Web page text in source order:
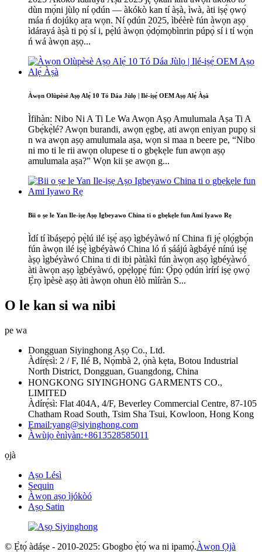
dùn mọ́ni jùlọ ní ọdún — àkókò kan tí àṣà, ìwà, àti iṣẹ́ ọwọ́
máa ń dojúkọ ara wọn. Ní ọdún 2025, ìbéèrè fún àwọn aṣọ
ìdárayá àṣà ti pọ̀ sí i, pẹ̀lú àwọn ọ̀dọ́mọbìnrin púpọ̀ sí i tí wọ́n
ń wá àwọn aṣọ...
Àwọn Olùpèsè Aṣọ Alẹ́ 10 Tó Dáa Jùlọ | Ilé-iṣẹ́ OEM Aṣọ Alẹ́ Àṣà
Ìfihàn: Nibo Ni A Ti Le Wa Awọn Aṣọ Amulumala Aṣa Ti A
Gbẹ́kẹ̀lé? Awọn burandi, awọn ẹgbẹ, ati awọn eniyan pupọ si
n wa awọn aṣọ amulumala aṣa, wọn si maa n beere pe, “Nibo
ni mo ti le rii awọn olupese ti o gbẹkẹle fun awọn aṣọ
amulumala aṣa?” Wọn kii ṣe awọn g...
Bii o ṣe le Yan Ile-iṣẹ Aṣọ Igbeyawo China ti o gbẹkẹle fun Ami Iyawo Rẹ
Ìdí tí ìbáṣepọ̀ pẹ̀lú ilé iṣẹ́ aṣọ ìgbéyàwó ní China fi jẹ́ ọlọ́gbọ́n
fún àwọn ilé iṣẹ́ ìgbéyàwó China ló ń ṣáájú àgbáyé nínú iṣẹ́
àṣọ ìgbéyàwó China ti di ibi pàtàkì fún àwọn aṣọ ìgbéyàwó
àti àwọn aṣọ ìgbéyàwó, ọpẹ́lọpẹ́ fún: Ọ̀pọ̀ ọdún ìrírí iṣẹ́ ọwọ́
Ẹ̀rọ ìpèsè aṣọ àti àwọn ohun èlò mìíràn S...
O le kan si wa nibi
pe wa
Dongguan Siyinghong Aṣọ Co., Ltd.
Àdírẹ́sì: 2 / F, Ilé B, Nọ́mbà 2, ọ̀nà kẹta, Botou Industrial
North District, Dongguan, Guangdong, China
HONGKONG SIYINGHONG GARMENTS CO.,
LIMITED
Àdírẹ́sì: Flat 404A, 4/F, Beverley Commercial Centre, 87-105
Chatham Road South, Tsim Sha Tsui, Kowloon, Hong Kong
Email:yang@siyinghong.com
Àwùjọ ènìyàn:+8613528585011
ọjà
Aṣọ Lésì
Sequin
Àwọn aṣọ ìjókòó
Aṣọ Satin
© Ẹ̀tọ́ àdáṣe - 2010-2025: Gbogbo ẹ̀tọ́ wa ni ipamọ́.Àwọn Ọjà